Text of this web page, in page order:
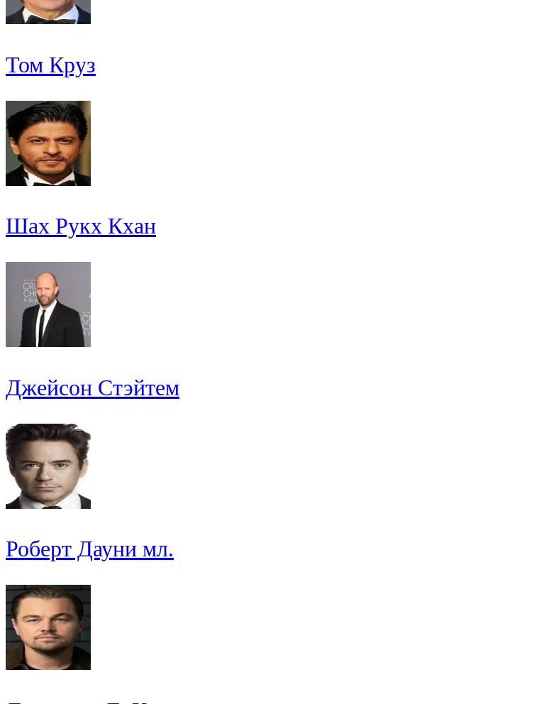
Том Круз
Шах Рукх Кхан
Джейсон Стэйтем
Роберт Дауни мл.